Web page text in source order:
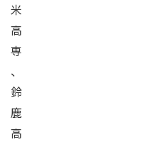
米
高
専
、
鈴
鹿
高